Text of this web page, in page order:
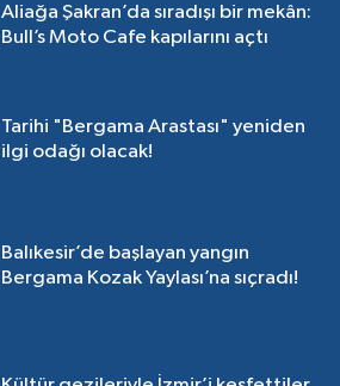
Aliağa Şakran’da sıradışı bir mekân:
Bull’s Moto Cafe kapılarını açtı
Tarihi "Bergama Arastası" yeniden
ilgi odağı olacak!
Balıkesir’de başlayan yangın
Bergama Kozak Yaylası’na sıçradı!